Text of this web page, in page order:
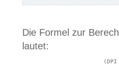
Die Formel zur
lautet: